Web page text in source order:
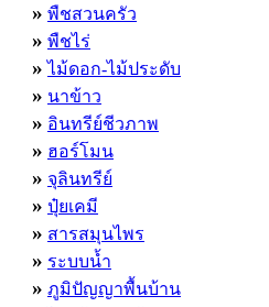
» พืชสวนครัว
» พืชไร่
» ไม้ดอก-ไม้ประดับ
» นาข้าว
» อินทรีย์ชีวภาพ
» ฮอร์โมน
» จุลินทรีย์
» ปุ๋ยเคมี
» สารสมุนไพร
» ระบบน้ำ
» ภูมิปัญญาพื้นบ้าน